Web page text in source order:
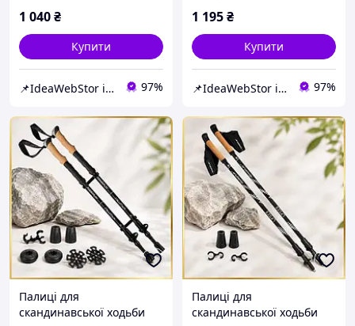
1 040₴
Купити
📌IdeaWebStor інтернет-магазин товарів для спорту 97%
1 195₴
Купити
📌IdeaWebStor інтернет-магазин товарів для спорту 97%
Палиці для
скандинавської ходьби
Палиці для
скандинавської ходьби